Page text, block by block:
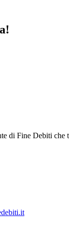
di Fine Debiti che